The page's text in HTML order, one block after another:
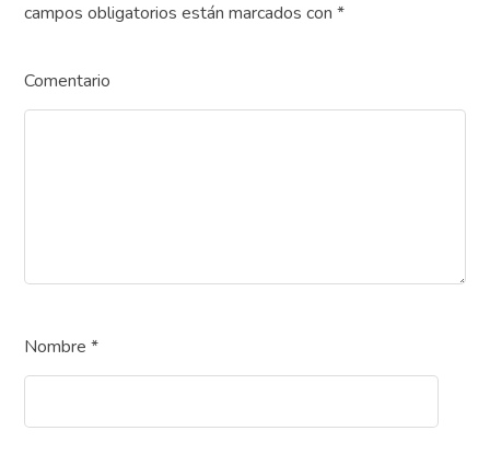
campos obligatorios están marcados con*
Comentario
Nombre*